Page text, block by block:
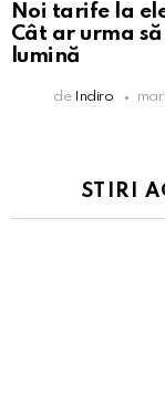
Noi tarife la
Cât ar urma
lumină
de Indiro
STIRI